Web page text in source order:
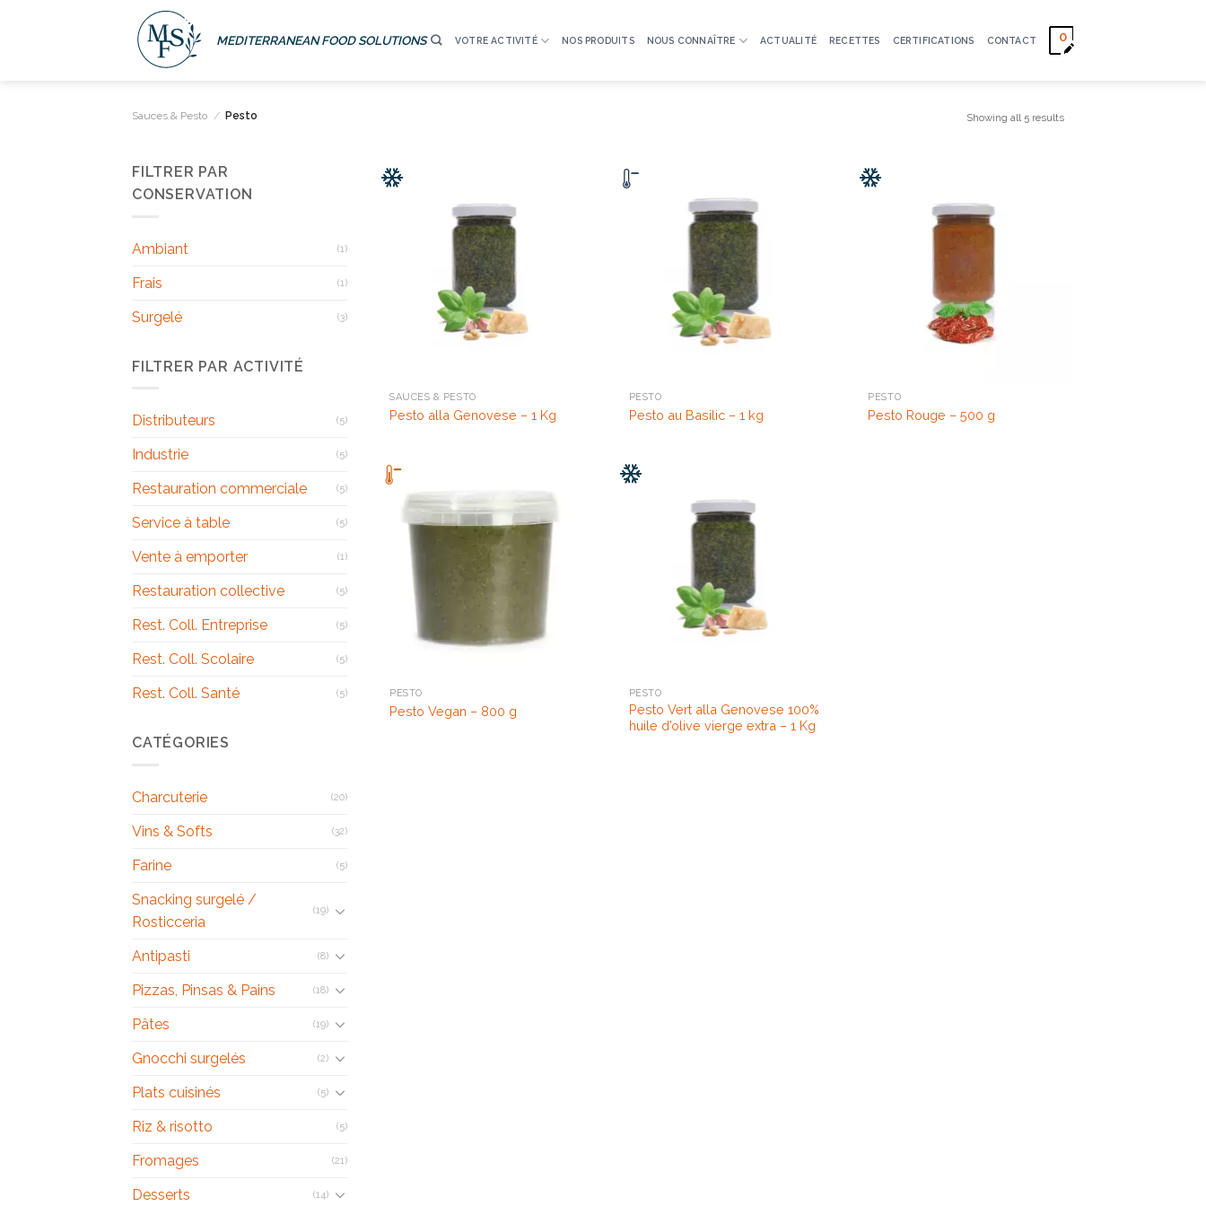
MEDITERRANEAN FOOD SOLUTIONS VOTRE ACTIVITÉ NOS PRODUITS NOUS CONNAÎTRE ACTUALITÉ RECETTES CERTIFICATIONS CONTACT 0
Sauces & Pesto / Pesto Showing all 5 results
FILTRER PAR
CONSERVATION
Ambiant (1)
Frais (1)
Surgelé (3)
FILTRER PAR ACTIVITÉ
Distributeurs (5)
Industrie (5)
Restauration commerciale (5)
Service à table (5)
Vente à emporter (1)
Restauration collective (5)
Rest. Coll. Entreprise (5)
Rest. Coll. Scolaire (5)
Rest. Coll. Santé (5)
CATÉGORIES
Charcuterie (20)
Vins & Softs (32)
Farine (5)
Snacking surgelé /
Rosticceria
(19)
Antipasti (8)
Pizzas, Pinsas & Pains (18)
Pâtes (19)
Gnocchi surgelés (2)
Plats cuisinés (5)
Riz & risotto (5)
Fromages (21)
Desserts (14)
SAUCES & PESTO
Pesto alla Genovese – 1 Kg
PESTO
Pesto au Basilic – 1 kg
PESTO
Pesto Rouge – 500 g
PESTO
Pesto Vegan – 800 g
PESTO
Pesto Vert alla Genovese 100%
huile d’olive vierge extra – 1 Kg